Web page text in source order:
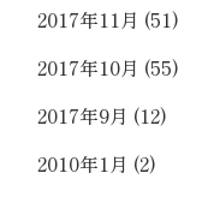
2017年11月 (51)
2017年10月 (55)
2017年9月 (12)
2010年1月 (2)